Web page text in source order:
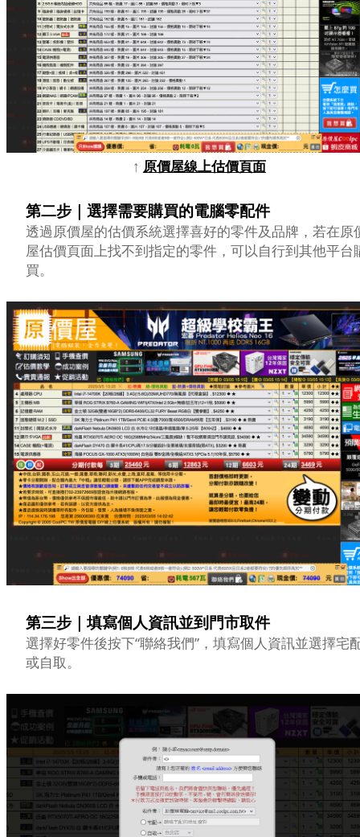
↑ 原價屋線上估價頁面
第二步｜選擇需要購買的電腦零配件
透過原價屋的估價系統選擇喜好的零件及品牌，若在原
屋估價頁面上找不到指定的零件，可以自行到其他平台
買。
第三步｜填寫個人資訊並到門市取件
選擇好零件後按下“聯絡我們”，填寫個人資訊並選擇宅
或自取。